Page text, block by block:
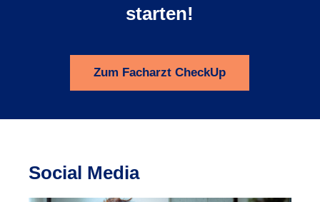
starten!
Zum Facharzt CheckUp
Social Media